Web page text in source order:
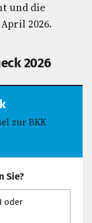
und die
2026.
2026
zur BKK
Sie?
oder